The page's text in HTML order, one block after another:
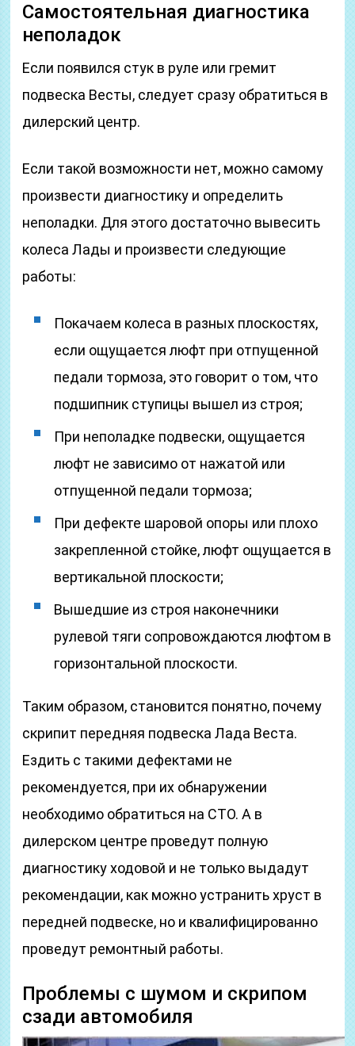
Самостоятельная диагностика
неполадок
Если появился стук в руле или гремит
подвеска Весты, следует сразу обратиться в
дилерский центр.
Если такой возможности нет, можно самому
произвести диагностику и определить
неполадки. Для этого достаточно вывесить
колеса Лады и произвести следующие
работы:
Покачаем колеса в разных плоскостях,
если ощущается люфт при отпущенной
педали тормоза, это говорит о том, что
подшипник ступицы вышел из строя;
При неполадке подвески, ощущается
люфт не зависимо от нажатой или
отпущенной педали тормоза;
При дефекте шаровой опоры или плохо
закрепленной стойке, люфт ощущается в
вертикальной плоскости;
Вышедшие из строя наконечники
рулевой тяги сопровождаются люфтом в
горизонтальной плоскости.
Таким образом, становится понятно, почему
скрипит передняя подвеска Лада Веста.
Ездить с такими дефектами не
рекомендуется, при их обнаружении
необходимо обратиться на СТО. А в
дилерском центре проведут полную
диагностику ходовой и не только выдадут
рекомендации, как можно устранить хруст в
передней подвеске, но и квалифицированно
проведут ремонтный работы.
Проблемы с шумом и скрипом
сзади автомобиля